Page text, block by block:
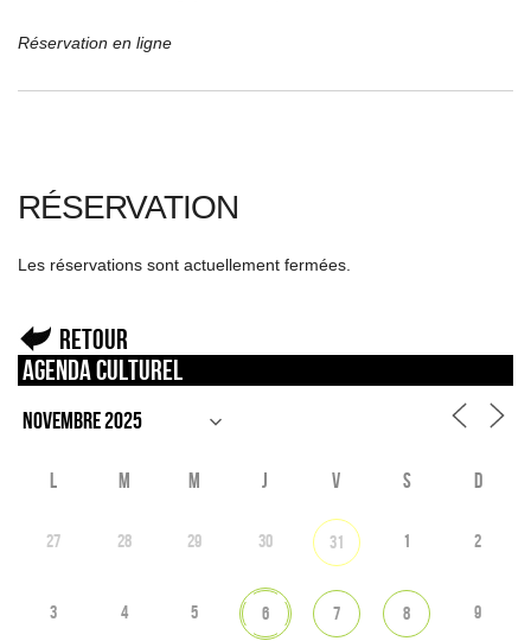
Réservation en ligne
RÉSERVATION
Les réservations sont actuellement fermées.
Retour
Agenda culturel
L M M J V S D
27 28 29 30 31 1 2
3 4 5 6 7 8 9